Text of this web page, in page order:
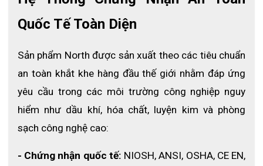
- Mã sản phẩm: 770030L
- Xuất xứ: Mexico
- Chất liệu thân mặt nạ: Silicone y tế cao cấp, mềm mại,
- Thiết kế: Ôm khít khuôn mặt, chống rò rỉ khí độc
- Dây đeo: Co giãn, điều chỉnh linh hoạt, cố định chắc
- Kết nối phin lọc: Tương thích N-series (75SCL,
Quốc Tế Toàn Diện
Sản phẩm North được sản xuất theo các tiêu chuẩn
an toàn khắt khe hàng đầu thế giới nhằm đáp ứng
yêu cầu trong các môi trường công nghiệp nguy
hiểm như dầu khí, hóa chất, luyện kim và phòng
sạch công nghệ cao:
- Chứng nhận quốc tế: NIOSH, ANSI, OSHA, CE EN,